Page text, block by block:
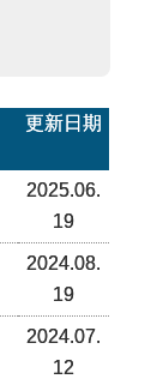
更新日期
2025.06.
19
2024.08.
19
2024.07.
12